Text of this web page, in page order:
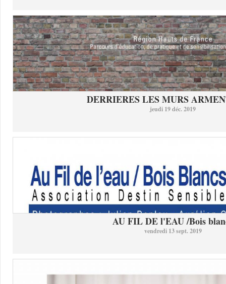
DERRIERES LES MURS
jeudi 19 déc. 2019
AU FIL DE l'EAU /Bois
vendredi 13 sept. 2019